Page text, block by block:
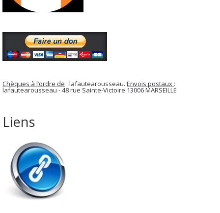
Chèques à l’ordre de : lafautearousseau. Envois postaux :
lafautearousseau - 48 rue Sainte-Victoire 13006 MARSEILLE
Liens